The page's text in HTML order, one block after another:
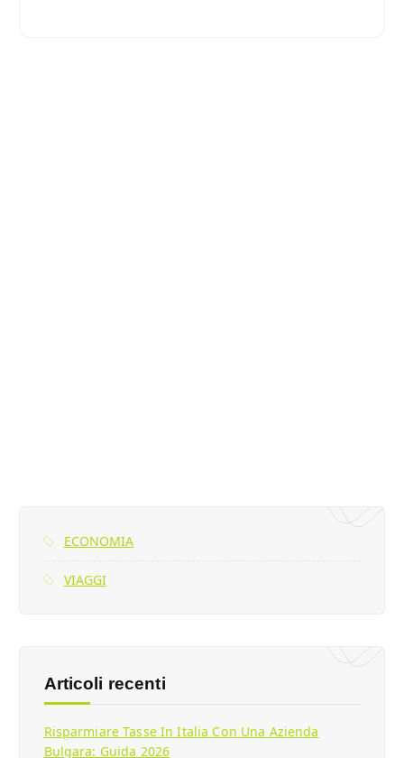
ECONOMIA
VIAGGI
Articoli recenti
Risparmiare Tasse In Italia Con Una Azienda
Bulgara: Guida 2026